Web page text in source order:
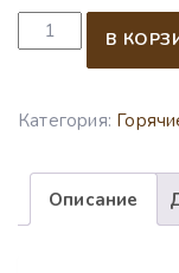
Количество
В
Категория:
Описание